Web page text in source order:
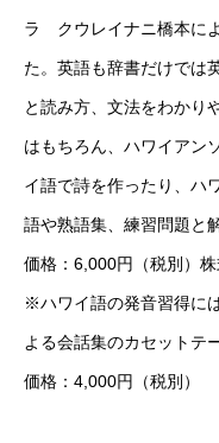
ラ クウレイナニ橋本に
た。英語も辞書だけでは
と読み方、文法をわかり
はもちろん、ハワイアン
イ語で詩を作ったり、ハ
語や熟語集、練習問題と
価格：6,000円（税別）
※ハワイ語の発音習得に
よる会話集のカセットテ
価格：4,000円（税別）